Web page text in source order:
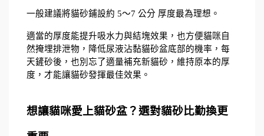
一般建議將貓砂鋪設約 5～7 公分 厚度最為理想。
適當的厚度能提升吸水力與結塊效果，也方便貓咪自
然掩埋排泄物，降低尿液沾黏貓砂盆底部的機率，每
天鏟砂後，也別忘了適量補充新貓砂，維持原本的厚
度，才能讓貓砂發揮最佳效果。
想讓貓咪愛上貓砂盆？選對貓砂比勤換更